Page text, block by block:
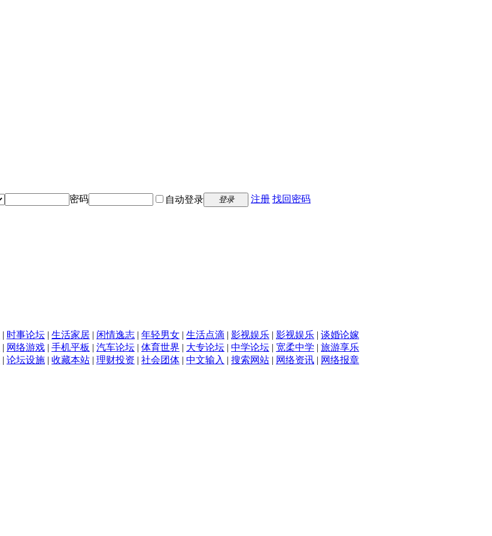
密码
自动登录 登录 注册 找回密码
| 时事论坛 | 生活家居 | 闲情逸志 | 年轻男女 | 生活点滴 | 影视娱乐 | 影视娱乐 | 谈婚论嫁
| 网络游戏 | 手机平板 | 汽车论坛 | 体育世界 | 大专论坛 | 中学论坛 | 宽柔中学 | 旅游享乐
| 论坛设施 | 收藏本站 | 理财投资 | 社会团体 | 中文输入 | 搜索网站 | 网络资讯 | 网络报章